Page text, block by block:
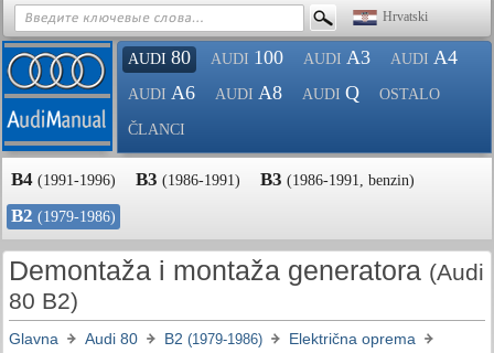
Hrvatski
AUDI 80 AUDI 100 AUDI A3 AUDI A4
AUDI A6 AUDI A8 AUDI Q OSTALO
ČLANCI
B4 (1991-1996) B3 (1986-1991) B3 (1986-1991, benzin)
B2 (1979-1986)
Demontaža i montaža generatora (Audi
80 B2)
Glavna Audi 80 B2 (1979-1986)
Električna oprema